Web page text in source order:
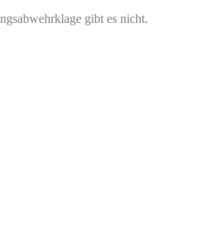
gibt es nicht.